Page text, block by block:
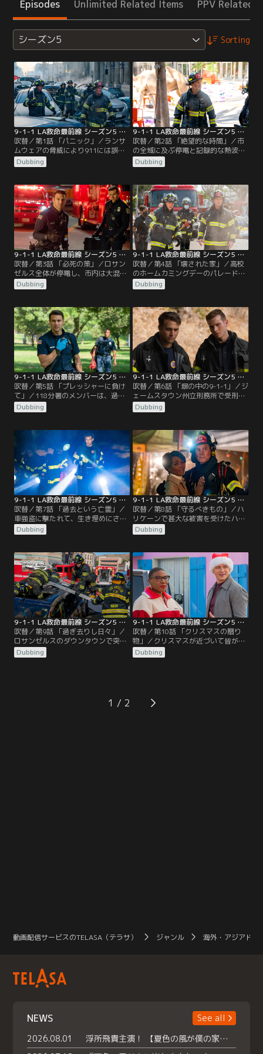
Episodes Unlimited Related Items PPV Related
シーズン5 Sorting
9-1-1 LA救命最前線 シーズン5 第01話／吹替
吹替／第1話 「パニック」／ランサ
ムウェアの脅威により911には誤通
報が相次ぎ、LA中のGPSや航空管制
などあらゆる電子機器が乗っ取られ
を受けた事件の裁判中にも、裁判所
のシステムが乗っ取られ混乱に乗じ
て容疑者が逃走する事態に。118分
署のメンバーはパニックに陥った街
の対応に追われるが…。
Dubbing
9-1-1 LA救命最前線 シーズン5 第02話／吹替
吹替／第2話 「絶望的な時間」／市
の全域に及ぶ停電と記録的な熱波が
ロサンゼルスを襲う。電力復旧のめ
どは立たず、南カリフォルニアは深
アシーナは、喉を切られてベッドに
横たわるルーと対面。ルーからハド
ソンを拘束した報告が入っていたの
だが…。チムニーはヘンにマディの
状況を打ち明ける。
Dubbing
9-1-1 LA救命最前線 シーズン5 第03話／吹替
吹替／第3話 「必死の策」／ロサン
ゼルス全体が停電し、市内は大混乱
に陥る。アシーナは、家族を悲劇か
ら救うために奔走する。一方、エデ
を迫られる。そしてマディは、人生
を変えるような決断をする。
Dubbing
9-1-1 LA救命最前線 シーズン5 第04話／吹替
吹替／第4話 「壊された家」／高校
のホームカミングデーのパレードに
トラックが突っ込む事故が発生し、
118分署のメンバーは現場に急行す
拐されたハリーを助けようとする。
メイは、戻ってきたコールセンター
のレジェンドに威圧される。落ち込
んでいるチムニーに対し、ボビーは
マディについての助言をする。
Dubbing
9-1-1 LA救命最前線 シーズン5 第05話／吹替
吹替／第5話 「プレッシャーに負け
て」／118分署のメンバーは、過剰
に運動した男性から救助要請を受け
る。彼らが現場へ行くと、厄介な事
ンでは爆発が発生する。そんな中、
アシーナはハリーの態度に過激な反
応を示す。また、ヘンとエディ、バ
ックとラヴィは、新しいパートナー
としてうまく噛み合わない。
Dubbing
9-1-1 LA救命最前線 シーズン5 第06話／吹替
吹替／第6話 「塀の中の9-1-1」／ジ
ェームスタウン州立刑務所で受刑者
たちが暴動を起こし、所内で複数の
火災が発生。消火作業中に2名の負
メンバーは、彼らの救護にあたるの
だが、思いもよらぬ事態に巻き込ま
れてしまう…。
Dubbing
9-1-1 LA救命最前線 シーズン5 第07話／吹替
吹替／第7話 「過去という亡霊」／
車強盗に撃たれて、生き埋めにされ
たと男性から通報が入る。118分署
のメンバーは救助に向かうが、情報
息苦しさと閉塞感でパニックを起こ
しかけるが…。一方ヘンやヘンの家
族は、過去と向き合うことになる。
アシーナ一家は、ハリーがいまだに
誘拐犯の幻影に悩まされていること
を心配する。
Dubbing
9-1-1 LA救命最前線 シーズン5 第08話／吹替
吹替／第8話 「守るべきもの」／ハ
リケーンで甚大な被害を受けたハイ
チへ行くことを決意したデヴィッ
ド。彼の話を聞いたマイケルは、あ
ヴィッドが手術を執刀中、病院で爆
発事故が発生。臨時の対策本部が設
置され、118分署のメンバーも救助
に向かう。
Dubbing
9-1-1 LA救命最前線 シーズン5 第09話／吹替
吹替／第9話 「過ぎ去りし日々」／
ロサンゼルスのダウンタウンで突然
道路が割れ、原油が噴き出した。車
に乗った2人の女性が巻き込まれ、
作業は難航する。アシーナは30年前
の未解決事件である、カジノの強盗
Dubbing
9-1-1 LA救命最前線 シーズン5 第10話／吹替
吹替／第10話 「クリスマスの贈り
物」／クリスマスが近づいて皆がツ
リーやプレゼントの準備を進める
中、エディは息子のクリストファー
男性を巡って自分が本当の妻だと主
張する2人の女性の対応をすること
Dubbing
1
動画配信サービスのTELASA（テラサ） ジャンル 海外・アジアドラ
NEWS
See all
2026.08.01
浮所飛貴主演！ 【夏色の風が僕の家にやってきた】 本日よりテラサで独占配信スタート！